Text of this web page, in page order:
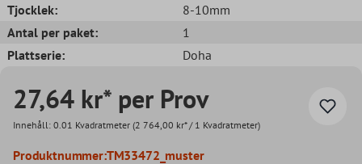
Tjocklek:
8-10mm
Antal per paket:
1
Plattserie:
Doha
27,64 kr* per Prov
Innehåll: 0.01 Kvadratmeter (2 764,00 kr* / 1 Kvadratmeter)
Produktnummer:TM33472_muster